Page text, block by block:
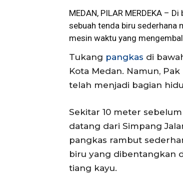
MEDAN, PILAR MERDEKA – Di
sebuah tenda biru sederhana
mesin waktu yang
Tukang pangkas di
Kota Medan. Namun,
telah menjadi bagian
Sekitar 10 meter
datang dari Simpang
pangkas rambut
biru yang dibentangkan
tiang kayu.